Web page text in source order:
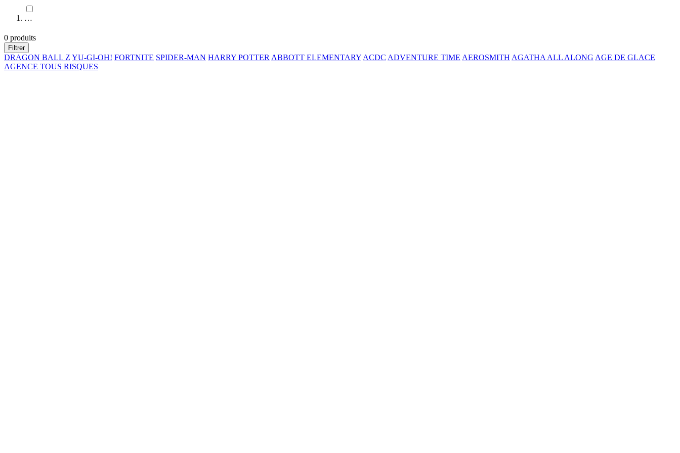
…
0 produits
Filtrer
DRAGON BALL Z YU-GI-OH! FORTNITE SPIDER-MAN HARRY POTTERABBOTT ELEMENTARYACDC ADVENTURE TIME AEROSMITH AGATHA ALL ALONG AGE DE GLACE
AGENCE TOUS RISQUES